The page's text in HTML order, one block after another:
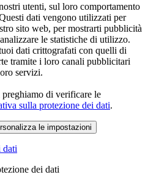
utenti, sul loro comportamento
dati vengono utilizzati per
sito web, per mostrarti pubblicità
le statistiche di utilizzo.
dati crittografati con quelli di
tramite i loro canali pubblicitari
servizi.
di verificare le
sulla protezione dei dati.
le impostazioni
dati
dei dati